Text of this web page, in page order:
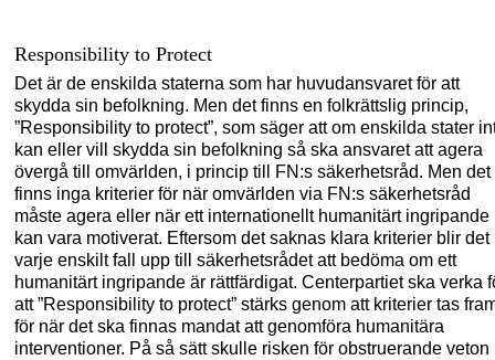
Responsibility to Protect
Det är de enskilda staterna som har huvudansvaret för att
skydda sin befolkning. Men det finns en folkrättslig princip,
”Responsibility to protect”, som säger att om enskilda stater
kan eller vill skydda sin befolkning så ska ansvaret att agera
övergå till omvärlden, i princip till FN:s säkerhetsråd. Men det
finns inga kriterier för när omvärlden via FN:s säkerhetsråd
måste agera eller när ett internationellt humanitärt ingripande
kan vara motiverat. Eftersom det saknas klara kriterier blir det
varje enskilt fall upp till säkerhetsrådet att bedöma om ett
humanitärt ingripande är rättfärdigat. Centerpartiet ska verka
att ”Responsibility to protect” stärks genom att kriterier tas
för när det ska finnas mandat att genomföra humanitära
interventioner. På så sätt skulle risken för obstruerande veton